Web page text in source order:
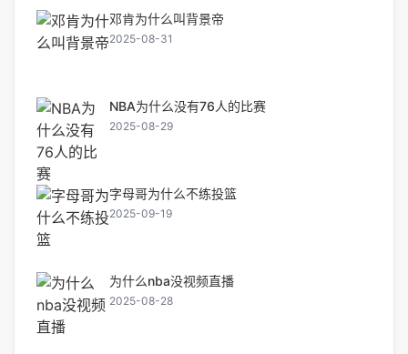
邓肯为什么叫背景帝
2025-08-31
NBA为什么没有76人的比赛
2025-08-29
字母哥为什么不练投篮
2025-09-19
为什么nba没视频直播
2025-08-28